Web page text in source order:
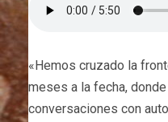
«Hemos cruzado la
meses a la fecha,
conversaciones con